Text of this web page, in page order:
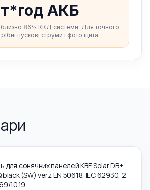
АКБ
86% ККД системи. Для точного
пускові струми і фото щита.
для сонячних панелей KBE Solar DB+
black (SW) verz EN 50618, IEC 62930, 2
10.19